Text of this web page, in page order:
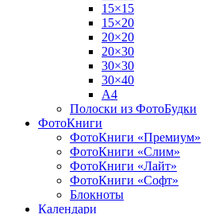
15×15
15×20
20×20
20×30
30×30
30×40
A4
Полоски из ФотоБудки
ФотоКниги
ФотоКниги «Премиум»
ФотоКниги «Слим»
ФотоКниги «Лайт»
ФотоКниги «Софт»
Блокноты
Календари